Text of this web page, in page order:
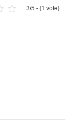
3/5 - (1 vote)